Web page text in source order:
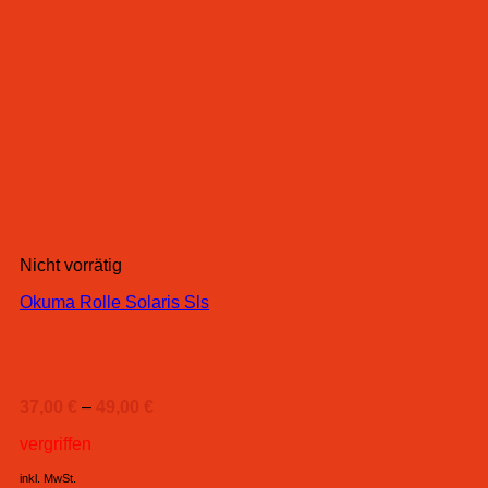
Nicht vorrätig
Okuma Rolle Solaris Sls
37,00 € – 49,00 €
vergriffen
inkl. MwSt.